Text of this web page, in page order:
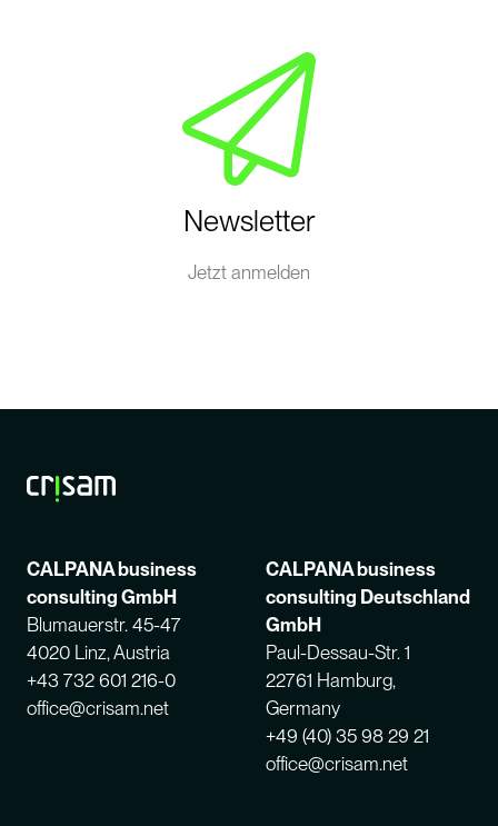
Newsletter
Jetzt anmelden
CALPANA business
consulting GmbH
Blumauerstr. 45-47
4020 Linz, Austria
+43 732 601 216-0
office@crisam.net
CALPANA business
consulting Deutschland
GmbH
Paul-Dessau-Str. 1
22761 Hamburg,
Germany
+49 (40) 35 98 29 21
office@crisam.net